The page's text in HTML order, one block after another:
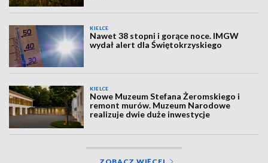
KIELCE
Nawet 38 stopni i gorące noce. IMGW
wydał alert dla Świętokrzyskiego
KIELCE
Nowe Muzeum Stefana Żeromskiego i
remont murów. Muzeum Narodowe
realizuje dwie duże inwestycje